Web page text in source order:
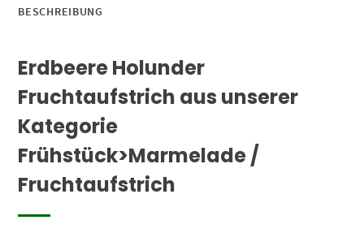
BESCHREIBUNG
Erdbeere Holunder
Fruchtaufstrich aus unserer
Kategorie
Frühstück>Marmelade /
Fruchtaufstrich